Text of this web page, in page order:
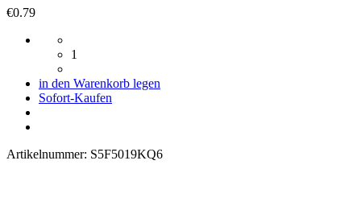
€0.79
1
in den Warenkorb legen
Sofort-Kaufen
Artikelnummer: S5F5019KQ6